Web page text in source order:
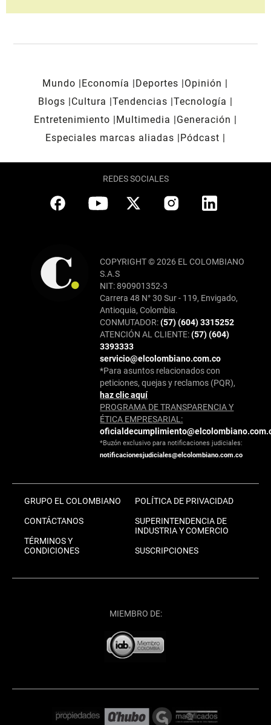
Mundo Economía Deportes
Opinión
Blogs
Cultura Tendencias Tecnología
Entretenimiento
Multimedia
Generación
Especiales marcas aliadas
Pódcast
REDES SOCIALES
COPYRIGHT © 2026 EL COLOMBIANO
S.A.S
NIT: 890901352-3
Carrera 48 N° 30 Sur - 119, Envigado,
Antioquia, Colombia.
CONMUTADOR:(57) (604) 3315252
ATENCIÓN AL CLIENTE:(57) (604)
3393333
servicio@elcolombiano.com.co
*Para asuntos relacionados con
peticiones, quejas y reclamos (PQR),
haz clic aquí
PROGRAMA DE TRANSPARENCIA Y
ÉTICA EMPRESARIAL:
*Buzón exclusivo para notificaciones judiciales:
notificacionesjudiciales@elcolombiano.com.co
GRUPO EL COLOMBIANO
CONTÁCTANOS
TÉRMINOS Y
CONDICIONES
POLÍTICA DE PRIVACIDAD
SUPERINTENDENCIA DE
INDUSTRIA Y COMERCIO
SUSCRIPCIONES
MIEMBRO DE: